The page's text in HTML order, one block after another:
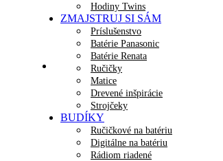
Hodiny Twins
ZMAJSTRUJ SI SÁM
Príslušenstvo
Batérie Panasonic
Batérie Renata
Ručičky
Matice
Drevené inšpirácie
Strojčeky
BUDÍKY
Ručičkové na batériu
Digitálne na batériu
Rádiom riadené